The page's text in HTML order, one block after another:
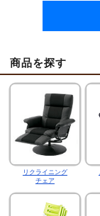
商品を探す
リクライニング
チェア